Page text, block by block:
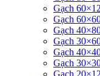
Gạch
Gạch
Gạch
Gạch
Gạch
Gạch
Gạch